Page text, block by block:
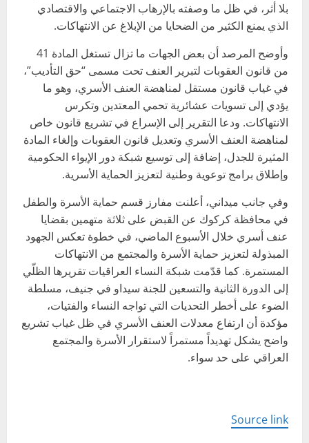
بلا أثر، في ظل ما وصفته بالإرهاب الاجتماعي والاقتصادي
الذي يمنع الكثير من الضحايا من الإبلاغ عن الانتهاكات.
وأوضح المرصد أن بعض الجهات ما تزال تستغل المادة 41
من قانون العقوبات لتبرير العنف تحت مسمى “حق التأديب”،
في غياب قانون مستقل لمناهضة العنف الأسري، وهو ما
يؤدي إلى تسويات عشائرية تحمي المعتدين وتكرس
الانتهاكات. ودعا التقرير إلى الإسراع في تشريع قانون خاص
لمناهضة العنف الأسري وتعديل قانون العقوبات وإلغاء المادة
المثيرة للجدل، إضافة إلى توسيع شبكة دور الإيواء الحكومية
وإطلاق برامج توعوية وطنية لتعزيز الحماية الأسرية.
وفي جانب ميداني، أعلنت مفارز قسم حماية الأسرة والطفل
في محافظة كركوك عن القبض على ثلاثة متهمين بقضايا
عنف أسري خلال الأسبوع الماضي، في خطوة تعكس الجهود
المبذولة لتعزيز حماية الأسرة والمجتمع من الانتهاكات
المستمرة. كما قدّمت شبكة النساء العراقيات تقريرها الظلّي
إلى الدورة الثانية والتسعين للجنة سيداو في جنيف، مسلطة
الضوء على أخطر التحديات التي تواجه النساء والفتيات،
مؤكدة أن ارتفاع معدلات العنف الأسري في ظل غياب تشريع
واضح يشكل تهديداً مستمراً لاستقرار الأسرة والمجتمع
العراقي على حد سواء.
Source link